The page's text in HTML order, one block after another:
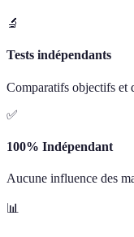
🔬
Tests indépendants
Comparatifs objectifs et
✅
100% Indépendant
Aucune influence des
📊